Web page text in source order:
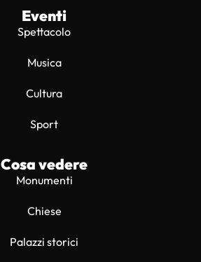
Eventi
Spettacolo
Musica
Cultura
Sport
Cosa vedere
Monumenti
Chiese
Palazzi storici